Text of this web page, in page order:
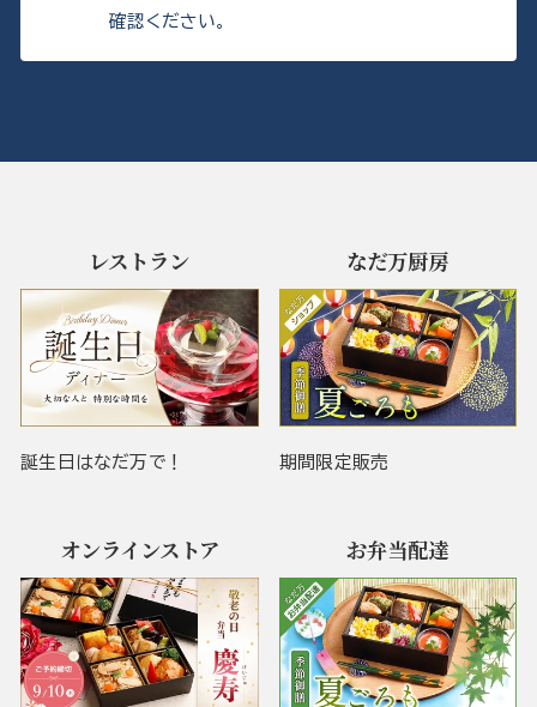
確認ください。
レストラン
誕生日はなだ万で！
なだ万厨房
期間限定販売
オンラインストア お弁当配達